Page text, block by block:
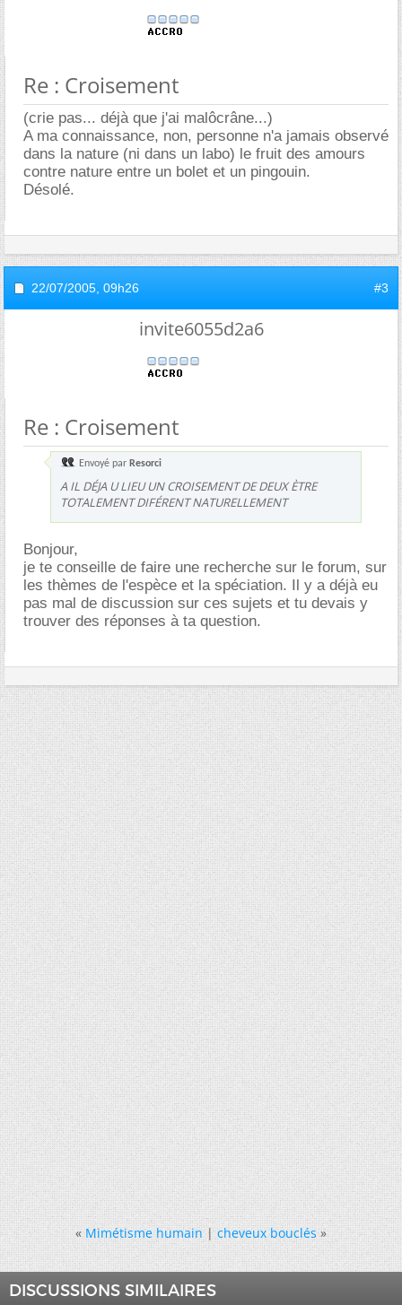
Re : Croisement
(crie pas... déjà que j'ai malôcrâne...)
A ma connaissance, non, personne n'a jamais observé
dans la nature (ni dans un labo) le fruit des amours
contre nature entre un bolet et un pingouin.
Désolé.
22/07/2005, 09h26 #3
invite6055d2a6
Re : Croisement
Envoyé par Resorci
A IL DÉJA U LIEU UN CROISEMENT DE DEUX ÈTRE
TOTALEMENT DIFÉRENT NATURELLEMENT
Bonjour,
je te conseille de faire une recherche sur le forum, sur
les thèmes de l'espèce et la spéciation. Il y a déjà eu
pas mal de discussion sur ces sujets et tu devais y
trouver des réponses à ta question.
« Mimétisme humain|cheveux bouclés »
DISCUSSIONS SIMILAIRES